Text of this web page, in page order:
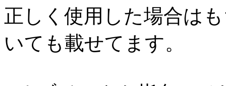
正しく使用した場合は
いても載せてます。